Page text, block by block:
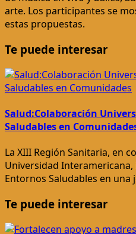
arte. Los participantes se
estas propuestas.
Te puede interesar
Salud:Colaboración
Saludables en
La XIII Región Sanitaria, en
Universidad
Entornos Saludables en una
Te puede interesar